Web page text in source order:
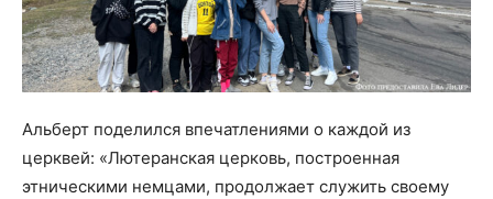
Альберт поделился впечатлениями о каждой из
церквей: «Лютеранская церковь, построенная
этническими немцами, продолжает служить своему